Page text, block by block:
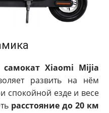
самокат Xiaomi Mijia
развить на нём
спокойной езде и весе
расстояние до 20 км